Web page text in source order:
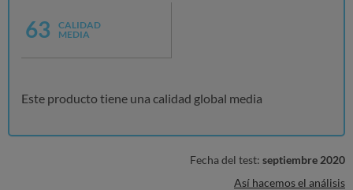
63
CALIDAD
MEDIA
Este producto tiene una calidad global media
Fecha del test: septiembre 2020
Así hacemos el análisis